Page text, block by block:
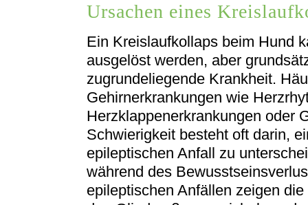
Ursachen eines
Ein Kreislaufkollaps beim Hund
ausgelöst werden, aber
zugrundeliegende Krankheit.
Gehirnerkrankungen wie
Herzklappenerkrankungen oder
Schwierigkeit besteht oft darin,
epileptischen Anfall zu
während des
epileptischen Anfällen zeigen